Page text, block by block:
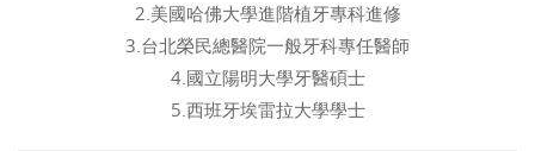
2.美國哈佛大學進階植牙專科進修
3.台北榮民總醫院一般牙科專任醫師
4.國立陽明大學牙醫碩士
5.西班牙埃雷拉大學學士